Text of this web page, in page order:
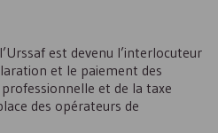
est devenu l’interlocuteur
et le paiement des
et de la taxe
des opérateurs de